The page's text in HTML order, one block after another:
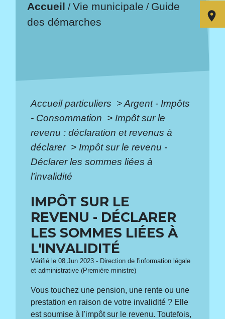
Accueil /Vie municipale / Guide
des démarches
Accueil particuliers >Argent - Impôts
- Consommation > Impôt sur le
revenu : déclaration et revenus à
déclarer > Impôt sur le revenu -
Déclarer les sommes liées à
l'invalidité
IMPÔT SUR LE
REVENU - DÉCLARER
LES SOMMES LIÉES À
L'INVALIDITÉ
Vérifié le 08 Jun 2023 - Direction de l'information légale
et administrative (Première ministre)
Vous touchez une pension, une rente ou une
prestation en raison de votre invalidité ? Elle
est soumise à l'impôt sur le revenu. Toutefois,
room